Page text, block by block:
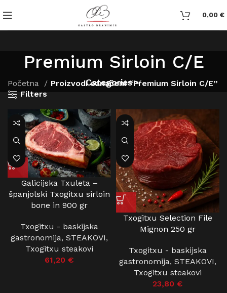
0,00 €
Premium Sirloin C/E
Categories
Početna
Proizvodi označeni “Premium Sirloin C/E”
Filters
Galicijska Txuleta –
španjolski Txogitxu sirloin
bone in 900 gr
Txogitxu - baskijska
gastronomija, STEAKOVI,
Txogitxu steakovi
61,20 €
Txogitxu Selection File
Mignon 250 gr
Txogitxu - baskijska
gastronomija, STEAKOVI,
Txogitxu steakovi
23,80 €